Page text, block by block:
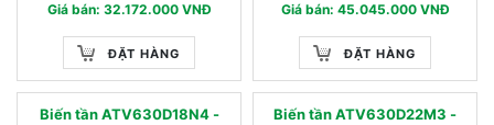
Giá bán: 32.172.000 VNĐ
ĐẶT HÀNG
Giá bán: 45.045.000 VNĐ
ĐẶT HÀNG
Biến tần ATV630D18N4 -
Biến tần ATV630D22M3 -